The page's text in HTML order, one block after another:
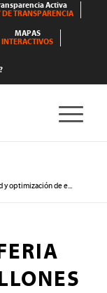
Activa
DE TRANSPARENCIA
MAPAS
INTERACTIVOS
y optimización de e...